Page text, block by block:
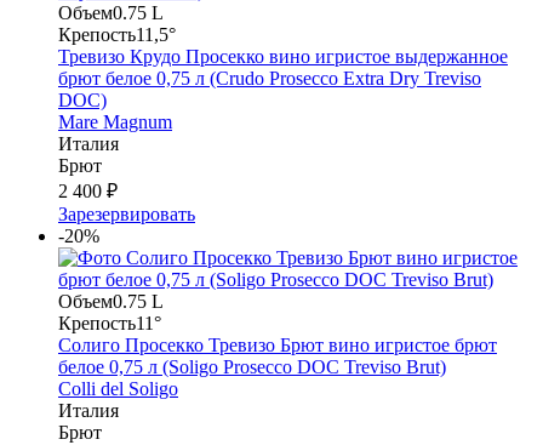
Объем0.75 L
Крепость11,5°
Тревизо Крудо Просекко вино игристое выдержанное
брют белое 0,75 л (Crudo Prosecco Extra Dry Treviso
DOC)
Mare Magnum
Италия
Брют
2 400 ₽
Зарезервировать
-20%
Объем0.75 L
Крепость11°
Солиго Просекко Тревизо Брют вино игристое брют
белое 0,75 л (Soligo Prosecco DOC Treviso Brut)
Colli del Soligo
Италия
Брют